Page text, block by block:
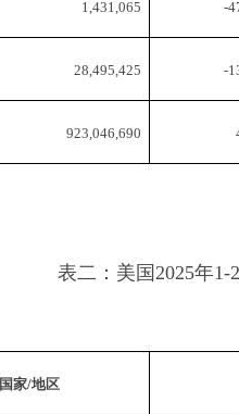
1,431,065 -
28,495,425 -
923,046,690
表二：美国2025年1-2
国家/地区